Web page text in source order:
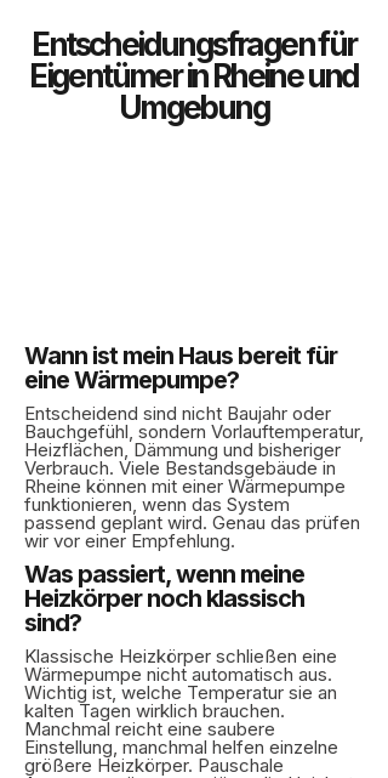
Entscheidungsfragen für
Eigentümer in Rheine und
Umgebung
Wann ist mein Haus bereit für
eine Wärmepumpe?
Entscheidend sind nicht Baujahr oder
Bauchgefühl, sondern Vorlauftemperatur,
Heizflächen, Dämmung und bisheriger
Verbrauch. Viele Bestandsgebäude in
Rheine können mit einer Wärmepumpe
funktionieren, wenn das System
passend geplant wird. Genau das prüfen
wir vor einer Empfehlung.
Was passiert, wenn meine
Heizkörper noch klassisch
sind?
Klassische Heizkörper schließen eine
Wärmepumpe nicht automatisch aus.
Wichtig ist, welche Temperatur sie an
kalten Tagen wirklich brauchen.
Manchmal reicht eine saubere
Einstellung, manchmal helfen einzelne
größere Heizkörper. Pauschale